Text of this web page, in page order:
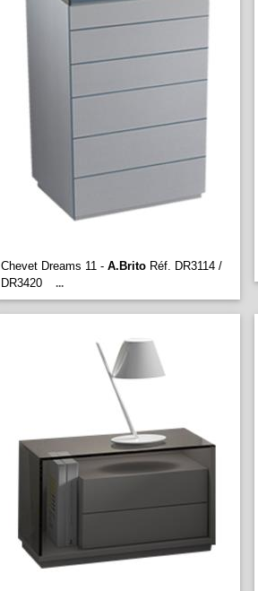
Chevet Dreams 11 - A.Brito Réf. DR3114 /
DR3420
...